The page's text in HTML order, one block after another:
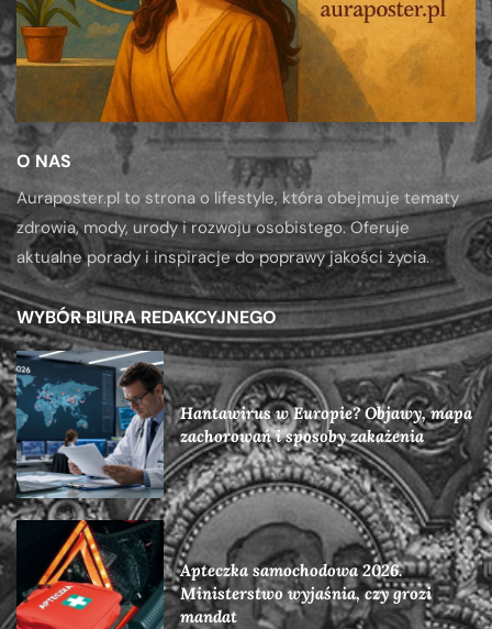
O NAS
Auraposter.pl to strona o lifestyle, która obejmuje tematy
zdrowia, mody, urody i rozwoju osobistego. Oferuje
aktualne porady i inspiracje do poprawy jakości życia.
WYBÓR BIURA REDAKCYJNEGO
Hantawirus w Europie? Objawy, mapa
zachorowań i sposoby zakażenia
Apteczka samochodowa 2026.
Ministerstwo wyjaśnia, czy grozi
mandat